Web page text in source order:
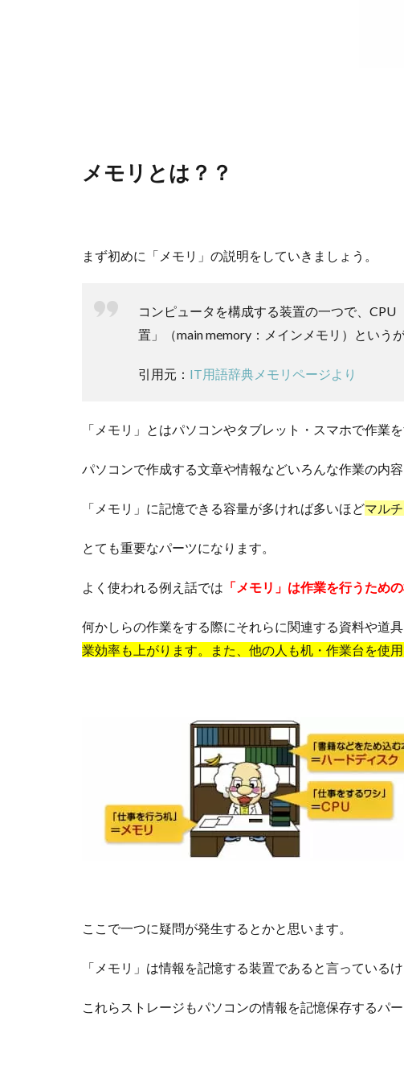
メモリとは？？
まず初めに「メモリ」の説明をしていきましょう。
コンピュータを構成する装置の一つで、
置」（main memory：メインメモリ）という
引用元： IT用語辞典メモリページより
「メモリ」とはパソコンやタブレット・スマホで作業
パソコンで作成する文章や情報などいろんな作業の内容
「メモリ」に記憶できる容量が多ければ多いほどマル
とても重要なパーツになります。
よく使われる例え話では 「メモリ」は作業を行うため
何かしらの作業をする際にそれらに関連する資料や道
業効率も上がります。また、他の人も机・作業台を使
ここで一つに疑問が発生するとかと思います。
「メモリ」は情報を記憶する装置であると言っている
これらストレージもパソコンの情報を記憶保存するパ